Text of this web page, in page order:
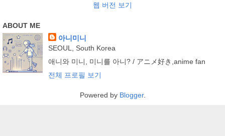
웹 버전 보기
ABOUT ME
아니미니
SEOUL, South Korea
애니와 미니, 미니를 아니? / アニメ好き,anime fan
전체 프로필 보기
Powered by Blogger.